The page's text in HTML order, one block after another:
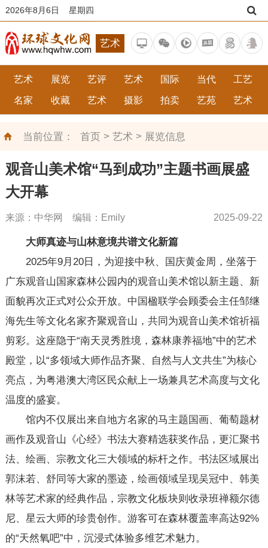
2026年8月6日 星期四
艺术
艺术 展览 艺评 艺术 国际 当代 工艺
名家 收藏 艺术 摄影 拍卖 艺苑 艺术
当前位置： 首页> 艺术> 展览信息
观音山美术馆“马到成功”主题书画展盛
大开幕
来源：中华网 编辑：Emily 2025-09-22
大师真迹与山林意境共谱文化新篇
2025年9月20日，为迎接中秋、国庆黄金周，坐落于
广东观音山国家森林公园内的观音山美术馆以新主题、新
面貌再次正式对公众开放。中国楹联学会顾委会主任邹继
海先生等文化名家齐聚观音山，共同为观音山美术馆祈福
剪彩。这座隐于“南天灵秀胜境，森林康养福地”中的艺术
殿堂，以“多领域大师作品齐聚、自然与人文共生”为核心
亮点，为粤港澳大湾区民众献上一场兼具艺术高度与文化
温度的盛宴。
馆内不仅展出来自地方名家的马主题国画、葡萄题材
画作及观音山《心经》书法大赛精选获奖作品，更汇聚书
法、绘画、宗教文化三大领域的标杆之作。书法区域展出
郭沫若、舒同等大家的墨迹，绘画领域呈现吴冠中、韩美
林等艺术家的经典作品，宗教文化板块则收录班禅额尔德
尼、星云大师的珍贵创作。游客可在森林覆盖率高达92%
的“天然氧吧”中，沉浸式体验多维艺术魅力。